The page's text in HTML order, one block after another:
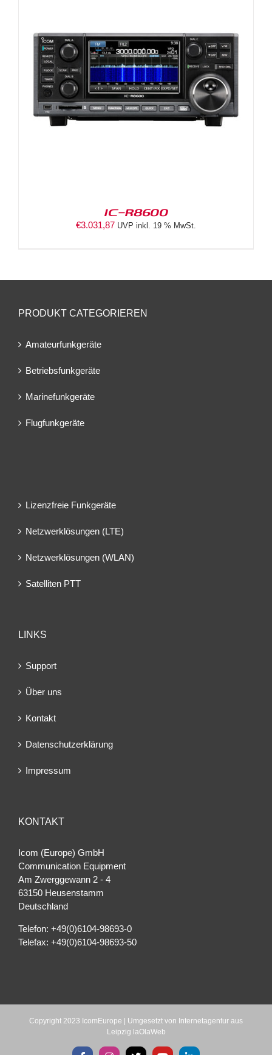
IC-R8600
€3.031,87 UVP inkl. 19 % MwSt.
PRODUKT CATEGORIEREN
Amateurfunkgeräte
Betriebsfunkgeräte
Marinefunkgeräte
Flugfunkgeräte
Lizenzfreie Funkgeräte
Netzwerklösungen (LTE)
Netzwerklösungen (WLAN)
Satelliten PTT
LINKS
Support
Über uns
Kontakt
Datenschutzerklärung
Impressum
KONTAKT
Icom (Europe) GmbH
Communication Equipment
Am Zwerggewann 2 ‐ 4
63150 Heusenstamm
Deutschland
Telefon: +49(0)6104-98693-0
Telefax: +49(0)6104-98693-50
Copyright 2023 IcomEurope | Umgesetzt von Internetagentur aus
Leipzig laOlaWeb